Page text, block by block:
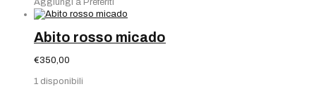
giacca
nera
e
inserti
macramè
Abito rosso micado
€350,00
1 disponibili